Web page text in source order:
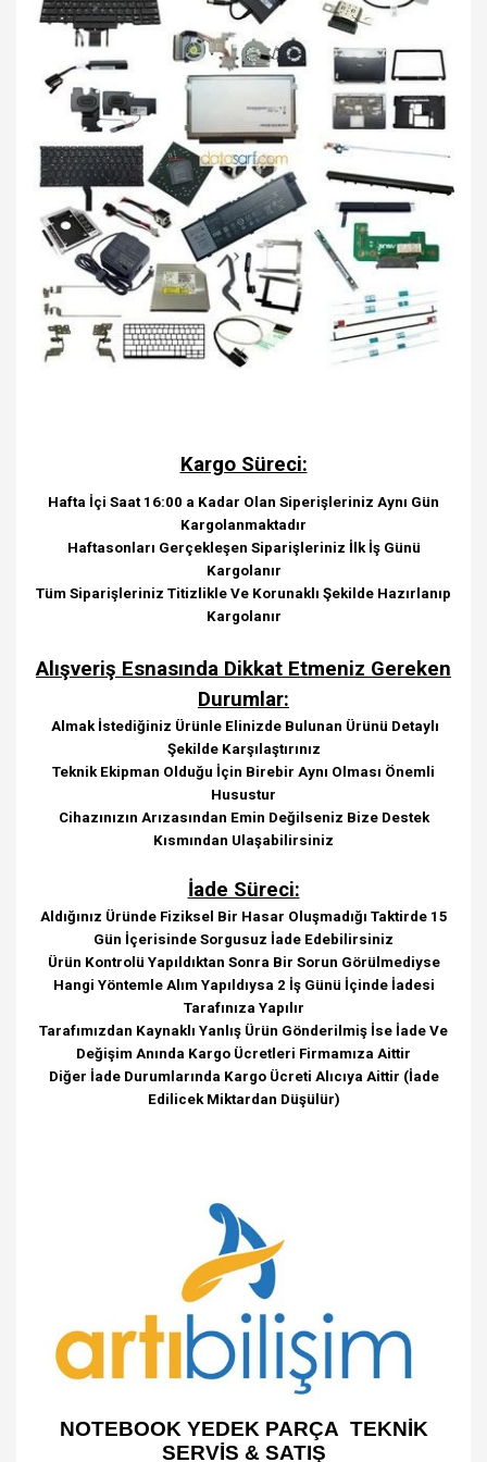
Kargo Süreci:
Hafta İçi Saat 16:00 a Kadar Olan Siperişleriniz Aynı Gün
Kargolanmaktadır
Haftasonları Gerçekleşen Siparişleriniz İlk İş Günü
Kargolanır
Tüm Siparişleriniz Titizlikle Ve Korunaklı Şekilde Hazırlanıp
Kargolanır
Alışveriş Esnasında Dikkat Etmeniz Gereken
Durumlar:
Almak İstediğiniz Ürünle Elinizde Bulunan Ürünü Detaylı
Şekilde Karşılaştırınız
Teknik Ekipman Olduğu İçin Birebir Aynı Olması Önemli
Husustur
Cihazınızın Arızasından Emin Değilseniz Bize Destek
Kısmından Ulaşabilirsiniz
İade Süreci:
Aldığınız Üründe Fiziksel Bir Hasar Oluşmadığı Taktirde 15
Gün İçerisinde Sorgusuz İade Edebilirsiniz
Ürün Kontrolü Yapıldıktan Sonra Bir Sorun Görülmediyse
Hangi Yöntemle Alım Yapıldıysa 2 İş Günü İçinde İadesi
Tarafınıza Yapılır
Tarafımızdan Kaynaklı Yanlış Ürün Gönderilmiş İse İade Ve
Değişim Anında Kargo Ücretleri Firmamıza Aittir
Diğer İade Durumlarında Kargo Ücreti Alıcıya Aittir (İade
Edilicek Miktardan Düşülür)
NOTEBOOK YEDEK PARÇA TEKNİK
SERVİS & SATIŞ